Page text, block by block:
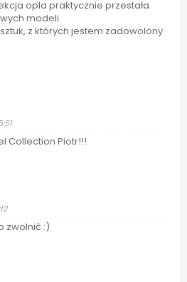
opla praktycznie przestała
modeli.
z których jestem zadowolony
Collection Piotr!!!
zwolnić :)